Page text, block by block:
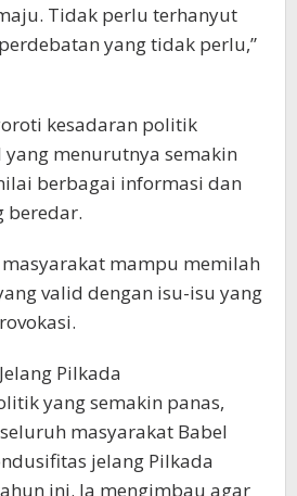
Tidak perlu terhanyut
yang tidak perlu,”
kesadaran politik
menurutnya semakin
berbagai informasi dan
beredar.
mampu memilah
valid dengan isu-isu yang
Pilkada
yang semakin panas,
masyarakat Babel
jelang Pilkada
ini. Ia mengimbau agar